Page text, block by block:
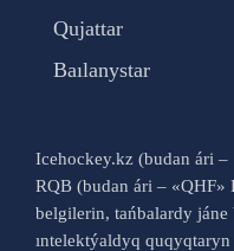
Qujattar
Baılanystar
Icehockey.kz (budan ári –
RQB (budan ári – «QHF»
belgilerin, tańbalardy jáne
ıntelektýaldyq